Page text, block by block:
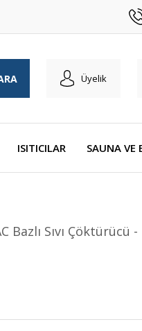
Üyelik
ISITICILAR SAUNA VE
Bazlı Sıvı Çöktürücü